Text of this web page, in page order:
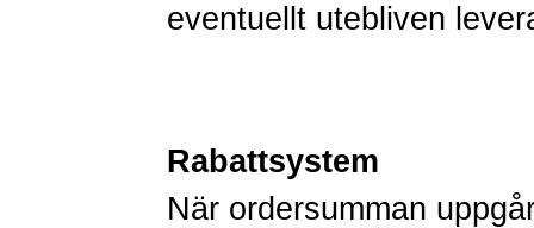
eventuellt utebliven
Rabattsystem
När ordersumman